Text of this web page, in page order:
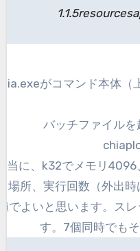
がコマンド本体（
バッチファイル
当に、k32でメモリ
場所、実行回数（外出時
でよいと思います。ス
す。7個同時でも